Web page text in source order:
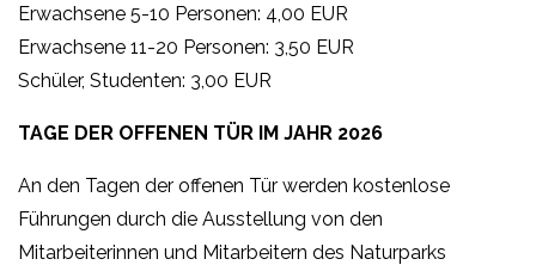
Erwachsene 5-10 Personen: 4,00 EUR
Erwachsene 11-20 Personen: 3,50 EUR
Schüler, Studenten: 3,00 EUR
TAGE DER OFFENEN TÜR IM JAHR 2026
An den Tagen der offenen Tür werden kostenlose
Führungen durch die Ausstellung von den
Mitarbeiterinnen und Mitarbeitern des Naturparks